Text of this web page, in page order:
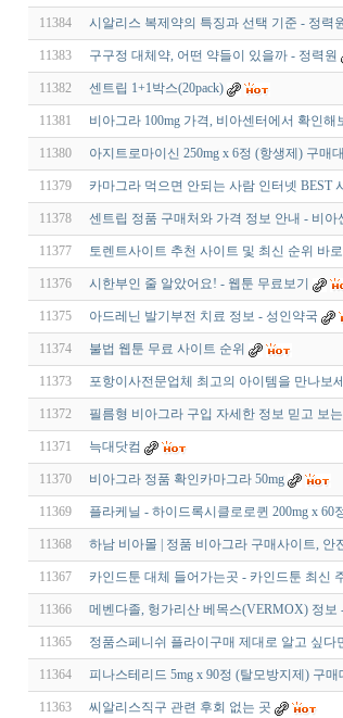
11384 시알리스 복제약의 특징과 선택 기준 - 정력
11383 구구정 대체약, 어떤 약들이 있을까 - 정력원
11382 센트립 1+1박스(20pack)
11381 비아그라 100mg 가격, 비아센터에서 확인해
11380 아지트로마이신 250mg x 6정 (항생제) 구매
11379 카마그라 먹으면 안되는 사람 인터넷 BEST
11378 센트립 정품 구매처와 가격 정보 안내 - 비아
11377 토렌트사이트 추천 사이트 및 최신 순위 바로
11376 시한부인 줄 알았어요! - 웹툰 무료보기
11375 아드레닌 발기부전 치료 정보 - 성인약국
11374 불법 웹툰 무료 사이트 순위
11373 포항이사전문업체 최고의 아이템을 만나보
11372 필름형 비아그라 구입 자세한 정보 믿고 보
11371 늑대닷컴
11370 비아그라 정품 확인카마그라 50mg
11369 플라케닐 - 하이드록시클로로퀸 200mg x
11368 하남 비아몰 | 정품 비아그라 구매사이트, 안
11367 카인드툰 대체 들어가는곳 - 카인드툰 최신
11366 메벤다졸, 헝가리산 베목스(VERMOX) 정
11365 정품스페니쉬 플라이구매 제대로 알고 싶
11364 피나스테리드 5mg x 90정 (탈모방지제) 구
11363 씨알리스직구 관련 후회 없는 곳